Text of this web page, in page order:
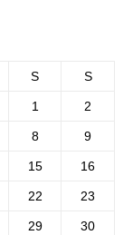
S S
1 2
8 9
15 16
22 23
29 30